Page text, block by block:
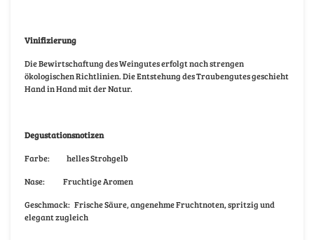
Vinifizierung
Die Bewirtschaftung des Weingutes erfolgt nach strengen
ökologischen Richtlinien. Die Entstehung des Traubengutes geschieht
Hand in Hand mit der Natur.
Degustationsnotizen
Farbe: helles Strohgelb
Nase: Fruchtige Aromen
Geschmack: Frische Säure, angenehme Fruchtnoten, spritzig und
elegant zugleich